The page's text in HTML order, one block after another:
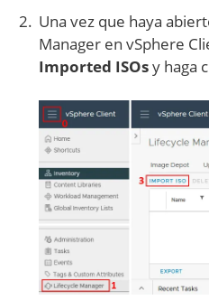
Una vez que haya
Manager en vSphere
Imported ISOsy haga